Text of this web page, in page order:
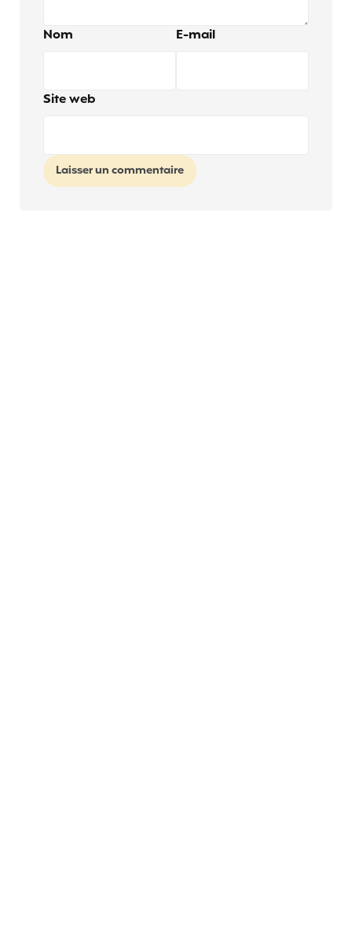
Nom E-mail
Site web